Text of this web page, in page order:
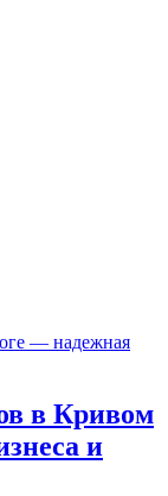
в Кривом
и